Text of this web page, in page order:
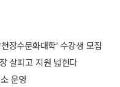
장수문화대학’ 수강생 모집
살피고 지원 넓힌다
운영